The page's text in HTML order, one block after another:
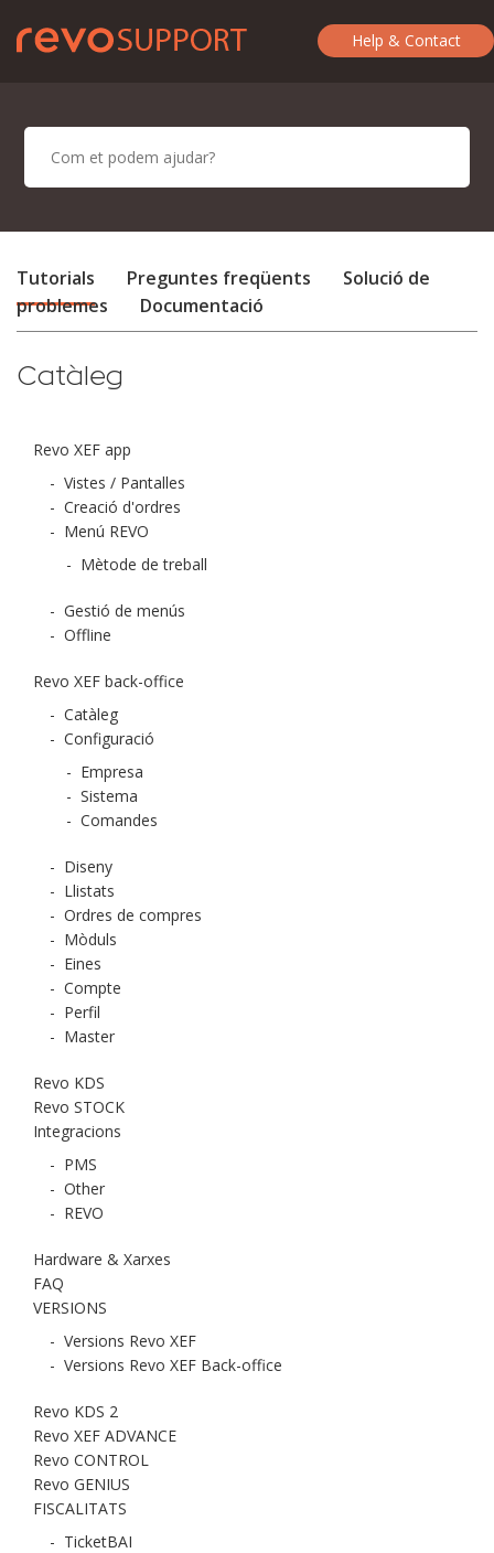
Help & Contact
Tutorials Preguntes freqüents
Solució de
problemes
Documentació
Catàleg
Revo XEF app
- Vistes / Pantalles
- Creació d'ordres
- Menú REVO
- Mètode de treball
- Gestió de menús
- Offline
Revo XEF back-office
- Catàleg
- Configuració
- Empresa
- Sistema
- Comandes
- Diseny
- Llistats
- Ordres de compres
- Mòduls
- Eines
- Compte
- Perfil
- Master
Revo KDS
Revo STOCK
Integracions
- PMS
- Other
- REVO
Hardware & Xarxes
FAQ
VERSIONS
- Versions Revo XEF
- Versions Revo XEF Back-office
Revo KDS 2
Revo XEF ADVANCE
Revo CONTROL
Revo GENIUS
FISCALITATS
- TicketBAI